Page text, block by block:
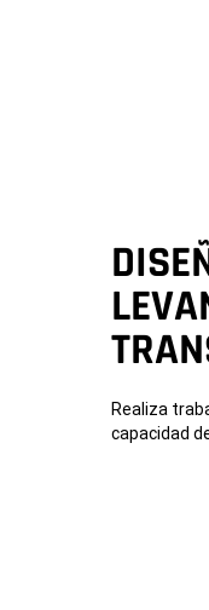
Realiza
capacidad